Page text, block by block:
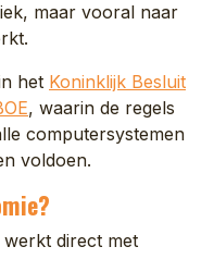
maar vooral naar
het Koninklijk Besluit
, waarin de regels
computersystemen
voldoen.
werkt direct met